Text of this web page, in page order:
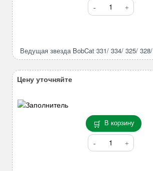
Количество
товара
331/
T21
H12
Ведущая звезда BobCat 331/ 334/ 325/
В корзину
Количество
товара
Цену уточняйте